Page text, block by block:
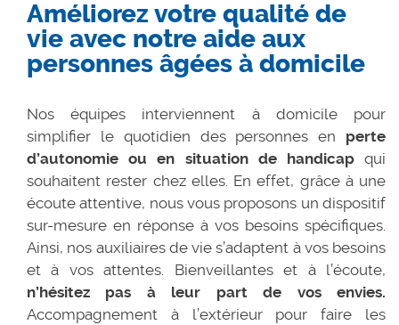
Améliorez votre qualité de
vie avec notre aide aux
personnes âgées à domicile
Nos équipes interviennent à domicile pour
simplifier le quotidien des personnes en perte
d’autonomie ou en situation de handicapqui
souhaitent rester chez elles. En effet, grâce à une
écoute attentive, nous vous proposons un dispositif
sur-mesure en réponse à vos besoins spécifiques.
Ainsi, nos auxiliaires de vie s’adaptent à vos besoins
et à vos attentes. Bienveillantes et à l’écoute,
n’hésitez pas à leur part de vos envies.
Accompagnement à l’extérieur pour faire les